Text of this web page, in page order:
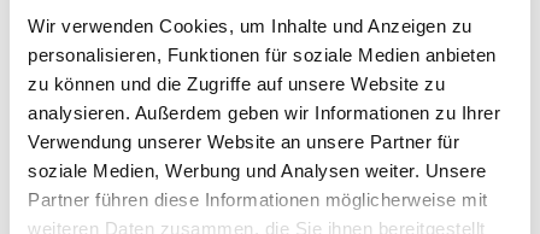
Wir verwenden Cookies, um Inhalte und Anzeigen zu
personalisieren, Funktionen für soziale Medien anbieten
zu können und die Zugriffe auf unsere Website zu
analysieren. Außerdem geben wir Informationen zu Ihrer
Verwendung unserer Website an unsere Partner für
soziale Medien, Werbung und Analysen weiter. Unsere
Partner führen diese Informationen möglicherweise mit
weiteren Daten zusammen, die Sie ihnen bereitgestellt
Georg Haiber.
Wie sehen Sie die Chancen von Deutschland, Leitmarkt für grünen
Wasserstoff zu werden?
Sehr gut. Folgende Fakten sprechen dafür: Wir haben bereits
heute das europaweit dichteste Netz an Wasserstofftankstellen.
Und mit Japan, USA und Südkorea sind wir in der